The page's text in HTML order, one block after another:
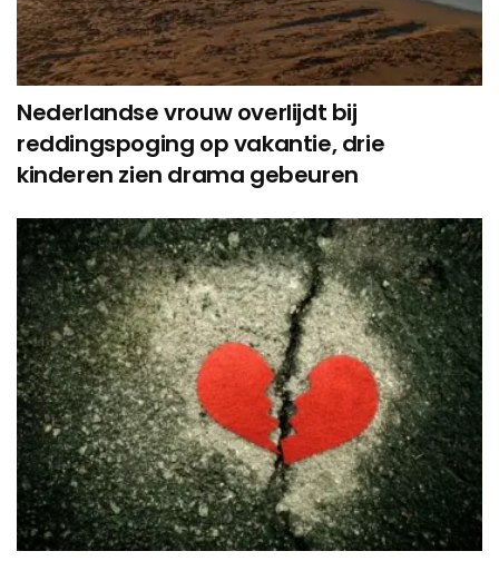
Nederlandse vrouw overlijdt bij
reddingspoging op vakantie, drie
kinderen zien drama gebeuren